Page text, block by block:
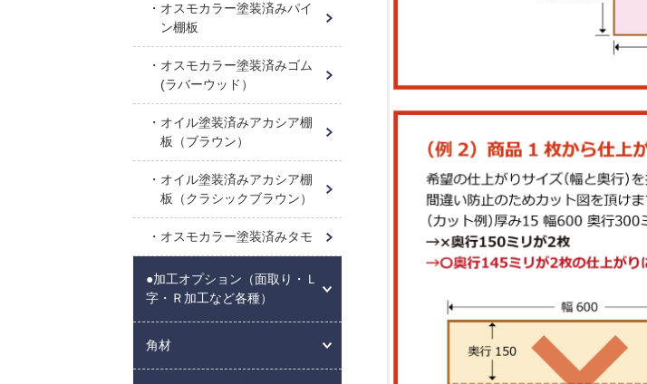
オスモカラー塗装済みパイ
ン棚板
オスモカラー塗装済みゴム
(ラバーウッド）
オイル塗装済みアカシア棚
板（ブラウン）
オイル塗装済みアカシア棚
板（クラシックブラウン）
オスモカラー塗装済みタモ
●加工オプション（面取り・Ｌ
字・Ｒ加工など各種）
角材